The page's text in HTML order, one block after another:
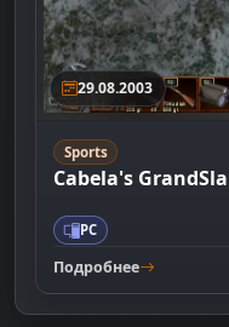
29.08.2003
Sports
Cabela's
PC
Подробнее